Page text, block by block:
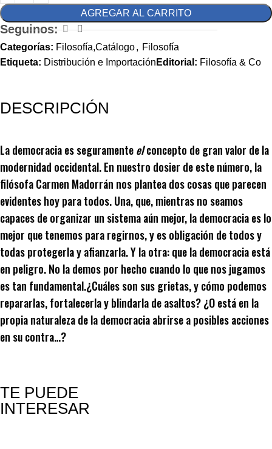
AGREGAR AL CARRITO
Seguinos:
Categorías: Filosofía,Catálogo, Filosofía
Etiqueta: Distribución e Importación Editorial: Filosofía & Co
DESCRIPCIÓN
La democracia es seguramenteelconcepto de gran valor de la
modernidad occidental. En nuestro dosier de este número, la
filósofa Carmen Madorrán nos plantea dos cosas que parecen
evidentes hoy para todos. Una, que, mientras no seamos
capaces de organizar un sistema aún mejor, la democracia es lo
mejor que tenemos para regirnos, y es obligación de todos y
todas protegerla y afianzarla. Y la otra: que la democracia está
en peligro. No la demos por hecho cuando lo que nos jugamos
es tan fundamental.¿Cuáles son sus grietas, y cómo podemos
repararlas, fortalecerla y blindarla de asaltos? ¿O está en la
propia naturaleza de la democracia abrirse a posibles acciones
en su contra…?
TE PUEDE
INTERESAR